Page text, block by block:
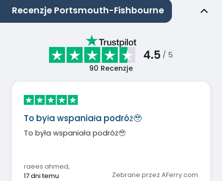
Recenzje Portsmouth-Fishbourne
4.5 / 5
90 Recenzje
To była wspaniała podróż🥹
To była wspaniała podróż🥹
raees ahmed,
17 dni temu
Zebrane przez AFerry.com